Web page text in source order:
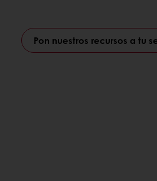
Pon nuestros recursos a tu